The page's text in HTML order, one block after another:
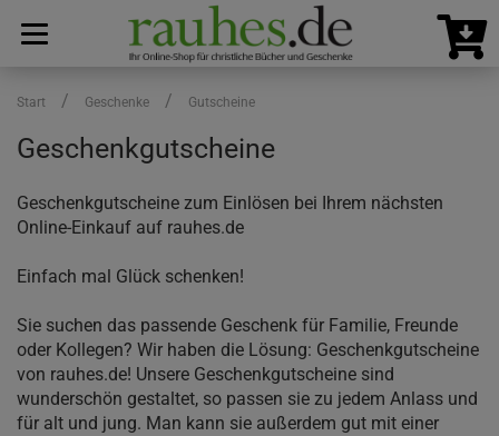
Start / Geschenke / Gutscheine
Geschenkgutscheine
Geschenkgutscheine zum Einlösen bei Ihrem nächsten
Online-Einkauf auf rauhes.de
Einfach mal Glück schenken!
Sie suchen das passende Geschenk für Familie, Freunde
oder Kollegen? Wir haben die Lösung: Geschenkgutscheine
von rauhes.de! Unsere Geschenkgutscheine sind
wunderschön gestaltet, so passen sie zu jedem Anlass und
für alt und jung. Man kann sie außerdem gut mit einer